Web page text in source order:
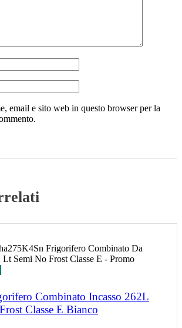
email e sito web in questo browser per la
Combinato Incasso 262L
Classe E Bianco